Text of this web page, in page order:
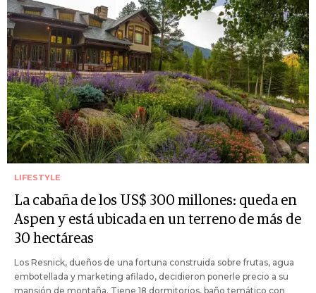
LIFESTYLE
La cabaña de los US$ 300 millones: queda en
Aspen y está ubicada en un terreno de más de
30 hectáreas
Los Resnick, dueños de una fortuna construida sobre frutas, agua
embotellada y marketing afilado, decidieron ponerle precio a su
mansión de montaña. Tiene 18 dormitorios, baño temático con